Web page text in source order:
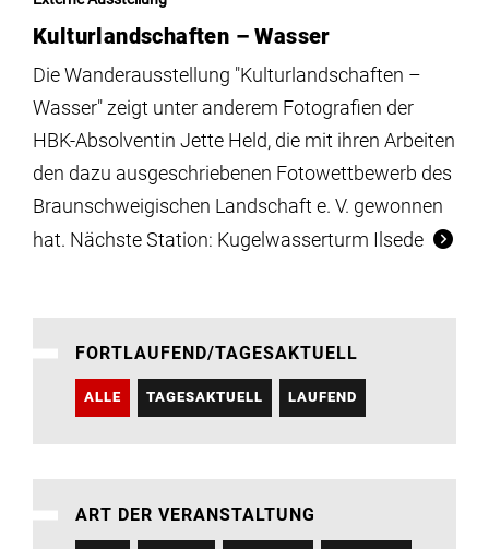
Kulturlandschaften – Wasser
Die Wanderausstellung "Kulturlandschaften –
Wasser" zeigt unter anderem Fotografien der
HBK-Absolventin Jette Held, die mit ihren Arbeiten
den dazu ausgeschriebenen Fotowettbewerb des
Braunschweigischen Landschaft e. V. gewonnen
hat. Nächste Station: Kugelwasserturm Ilsede
FORTLAUFEND/TAGESAKTUELL
ALLE TAGESAKTUELL LAUFEND
ART DER VERANSTALTUNG